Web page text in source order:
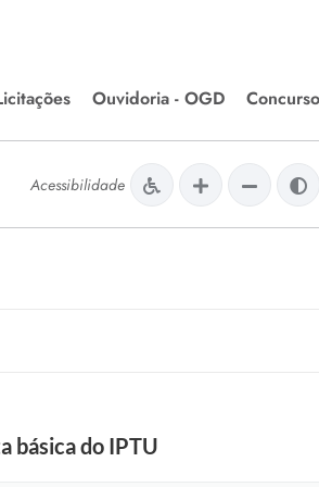
Licitações
Públicos
Ouvidoria - OGD
Meio Ambiente
Acessibilidade
básica do IPTU